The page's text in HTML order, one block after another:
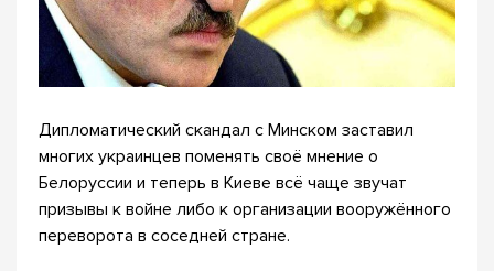
Дипломатический скандал с Минском заставил
многих украинцев поменять своё мнение о
Белоруссии и теперь в Киеве всё чаще звучат
призывы к войне либо к организации вооружённого
переворота в соседней стране.